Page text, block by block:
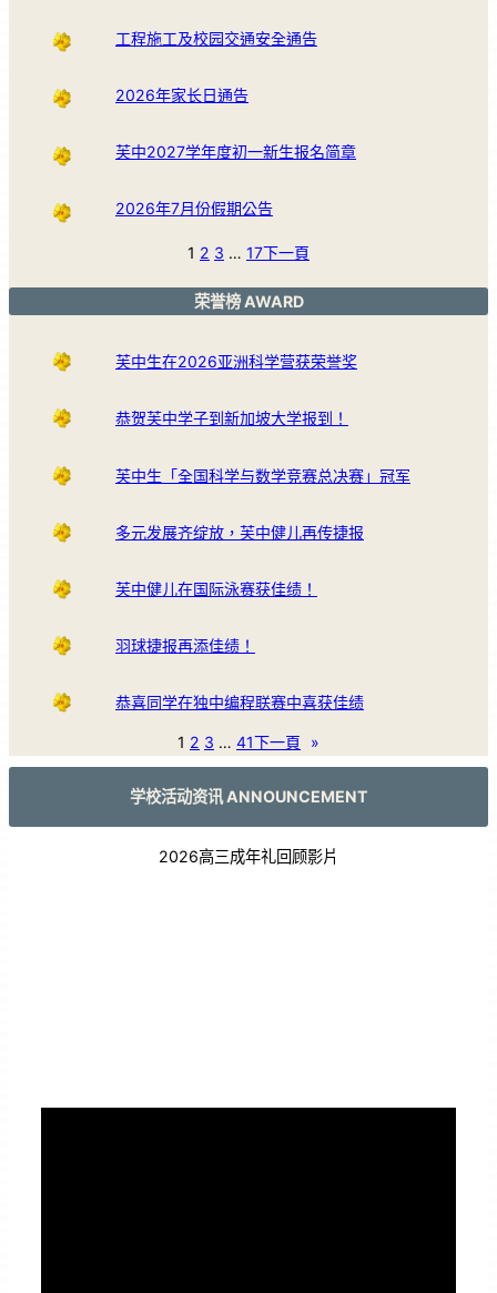
工程施工及校园交通安全通告
2026年家长日通告
芙中2027学年度初一新生报名简章
2026年7月份假期公告
1 2 3 … 17下一頁
荣誉榜 AWARD
芙中生在2026亚洲科学营获荣誉奖
恭贺芙中学子到新加坡大学报到！
芙中生「全国科学与数学竞赛总决赛」冠军
多元发展齐绽放，芙中健儿再传捷报
芙中健儿在国际泳赛获佳绩！
羽球捷报再添佳绩！
恭喜同学在独中编程联赛中喜获佳绩
1 2 3 … 41下一頁 »
学校活动资讯 ANNOUNCEMENT
2026高三成年礼回顾影片